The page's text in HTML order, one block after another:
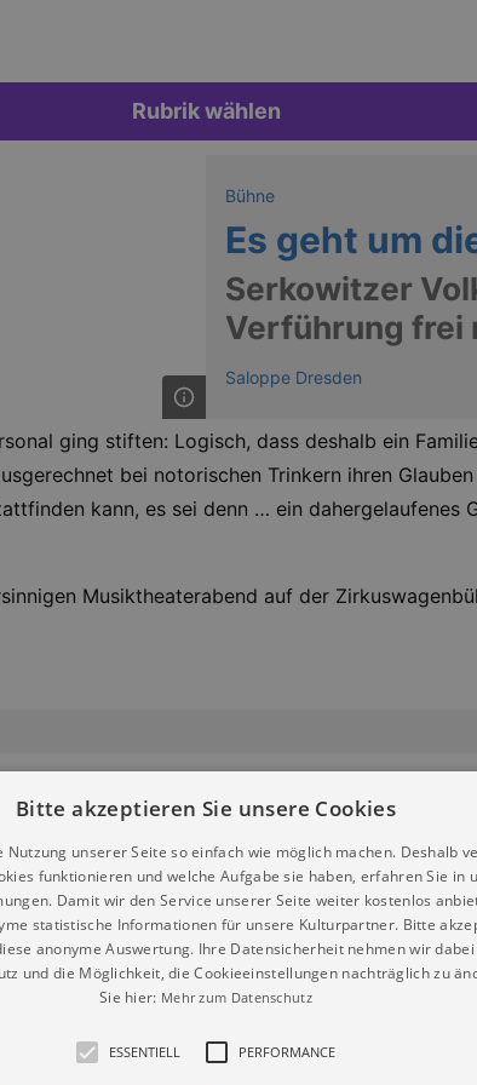
Rubrik wählen
Bühne
Es geht um
Serkowitzer
Verführung frei
Saloppe Dresden
ging stiften: Logisch, dass deshalb ein
bei notorischen Trinkern ihren
kann, es sei denn … ein dahergelaufenes
Musiktheaterabend auf der
17.08.2026 19:30
Saloppe Dresden
Open-Air-Theater Dresden
Bitte akzeptieren Sie unsere Cookies
Nutzung unserer Seite so einfach wie möglich machen. Deshalb
funktionieren und welche Aufgabe sie haben, erfahren Sie in
Damit wir den Service unserer Seite weiter kostenlos
statistische Informationen für unsere Kulturpartner. Bitte
anonyme Auswertung. Ihre Datensicherheit nehmen wir
und die Möglichkeit, die Cookieeinstellungen nachträglich zu
Sie hier: Mehr zum Datenschutz
ESSENTIELL PERFORMANCE